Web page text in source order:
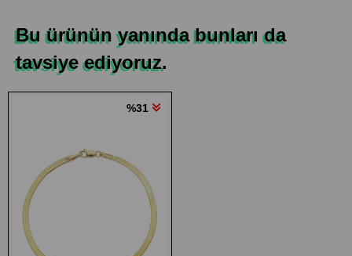
Bu ürünün yanında bunları da
tavsiye ediyoruz.
%31